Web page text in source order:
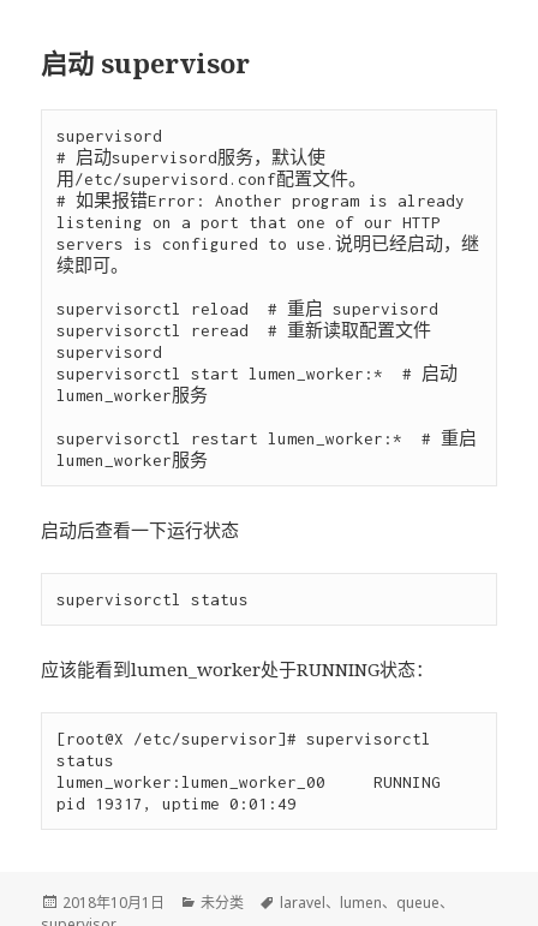
启动 supervisor
supervisord
# 启动supervisord服务，默认使
用/etc/supervisord.conf配置文件。
# 如果报错Error: Another program is already
listening on a port that one of our HTTP
servers is configured to use.说明已经启动，继
续即可。
supervisorctl reload  # 重启 supervisord
supervisorctl reread  # 重新读取配置文件
supervisord
supervisorctl start lumen_worker:*  # 启动
lumen_worker服务
supervisorctl restart lumen_worker:*  # 重启
启动后查看一下运行状态
应该能看到lumen_worker处于RUNNING状态：
[root@X /etc/supervisor]# supervisorctl
status
lumen_worker:lumen_worker_00     RUNNING
发
2018年10月1日
分
未分类
标
laravel、 lumen、 queue、